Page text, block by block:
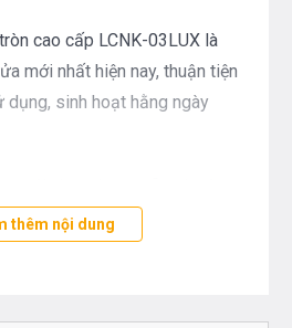
cao cấp LCNK-03LUX là
mới nhất hiện nay, thuận tiện
dụng, sinh hoạt hằng ngày
giờ đây việc vệ sinh cá nhân sẽ
thêm nội dung